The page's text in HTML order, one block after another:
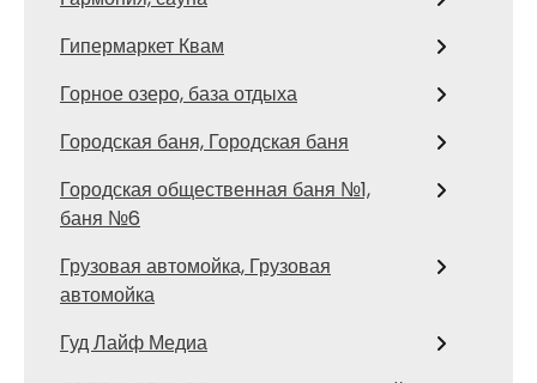
Гипермаркет Квам
Горное озеро, база отдыха
Городская баня, Городская баня
Городская общественная баня №1,
баня №6
Грузовая автомойка, Грузовая
автомойка
Гуд Лайф Медиа